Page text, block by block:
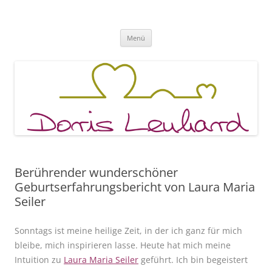
Menü
Berührender wunderschöner
Geburtserfahrungsbericht von Laura Maria
Seiler
Sonntags ist meine heilige Zeit, in der ich ganz für mich
bleibe, mich inspirieren lasse. Heute hat mich meine
Intuition zu Laura Maria Seiler geführt. Ich bin begeistert